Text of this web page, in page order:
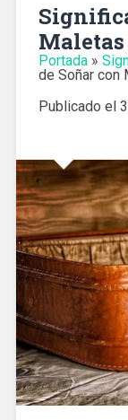
Maletas
Portada»
de Soñar con
Publicado el